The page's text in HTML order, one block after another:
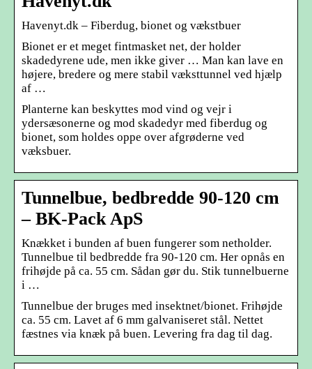
Havenyt.dk – Fiberdug, bionet og vækstbuer
Bionet er et meget fintmasket net, der holder
skadedyrene ude, men ikke giver … Man kan lave en
højere, bredere og mere stabil væksttunnel ved hjælp
af …
Planterne kan beskyttes mod vind og vejr i
ydersæsonerne og mod skadedyr med fiberdug og
bionet, som holdes oppe over afgrøderne ved
væksbuer.
Tunnelbue, bedbredde 90-120 cm
– BK-Pack ApS
Knækket i bunden af buen fungerer som netholder.
Tunnelbue til bedbredde fra 90-120 cm. Her opnås en
frihøjde på ca. 55 cm. Sådan gør du. Stik tunnelbuerne
i …
Tunnelbue der bruges med insektnet/bionet. Frihøjde
ca. 55 cm. Lavet af 6 mm galvaniseret stål. Nettet
fæstnes via knæk på buen. Levering fra dag til dag.